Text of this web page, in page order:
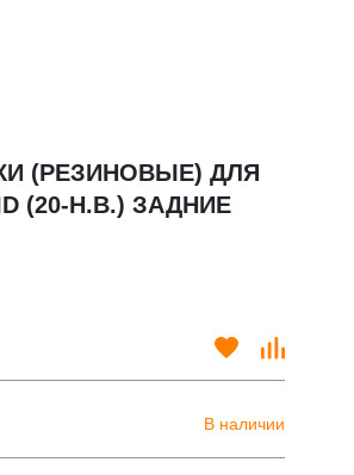
(РЕЗИНОВЫЕ) ДЛЯ
(20-Н.В.) ЗАДНИЕ
В наличии